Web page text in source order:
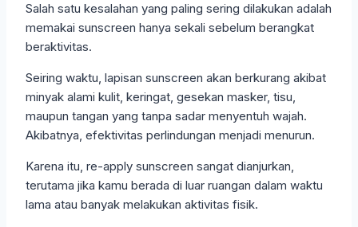
Salah satu kesalahan yang paling sering dilakukan adalah
memakai sunscreen hanya sekali sebelum berangkat
beraktivitas.
Seiring waktu, lapisan sunscreen akan berkurang akibat
minyak alami kulit, keringat, gesekan masker, tisu,
maupun tangan yang tanpa sadar menyentuh wajah.
Akibatnya, efektivitas perlindungan menjadi menurun.
Karena itu, re-apply sunscreen sangat dianjurkan,
terutama jika kamu berada di luar ruangan dalam waktu
lama atau banyak melakukan aktivitas fisik.